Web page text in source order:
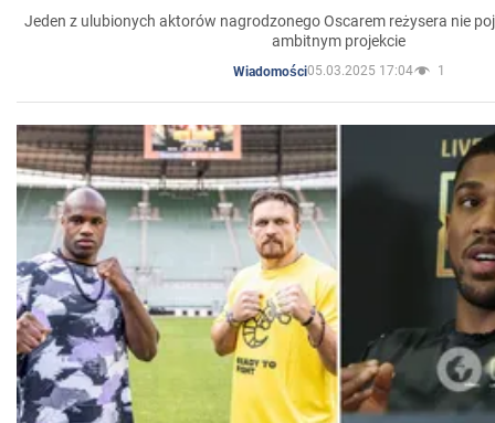
Jeden z ulubionych aktorów nagrodzonego Oscarem reżysera nie
ambitnym projekcie
Wiadomości05.03.2025 17:04 1